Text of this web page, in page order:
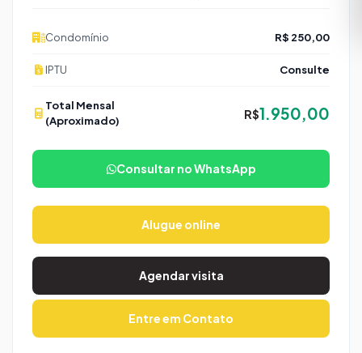
Condomínio R$ 250,00
IPTU Consulte
Total Mensal
(Aproximado)
R$1.950,00
Consultar no WhatsApp
Alugue online
Agendar visita
Entre em Contato